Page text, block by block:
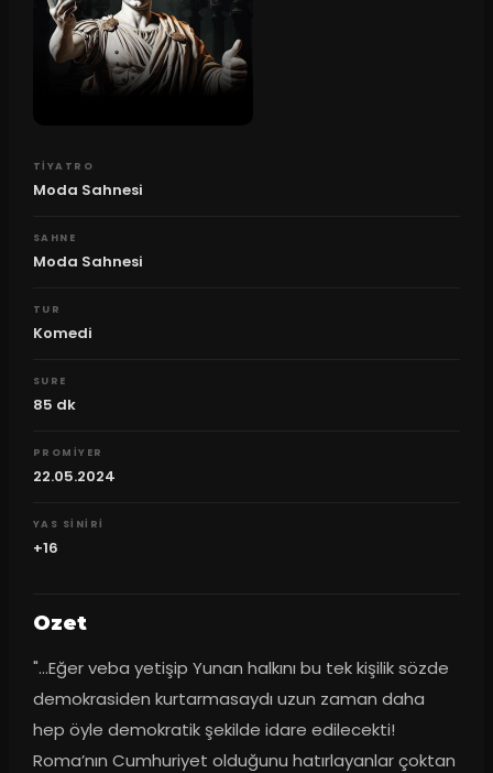
TIYATRO
Moda Sahnesi
SAHNE
Moda Sahnesi
TUR
Komedi
SURE
85 dk
PROMIYER
22.05.2024
YAS SINIRI
+16
Ozet
"...Eğer veba yetişip Yunan halkını bu tek kişilik sözde
demokrasiden kurtarmasaydı uzun zaman daha
hep öyle demokratik şekilde idare edilecekti!
Roma’nın Cumhuriyet olduğunu hatırlayanlar çoktan